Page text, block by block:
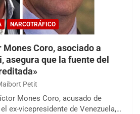
NARCOTRÁFICO
Coro, asociado a
asegura que la fuente del
Petit
Mones Coro, acusado de
ex-vicepresidente de Venezuela,…